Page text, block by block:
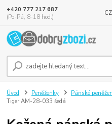
+420 777 217 687
(Po-Pá, 8-18 hod.)
Úvod Peněženky Pánské
Tiger AM-28-033 šedá